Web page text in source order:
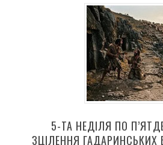
5-ТА НЕДІЛЯ ПО
ЗЦІЛЕННЯ ГАДАРИНСЬКИХ